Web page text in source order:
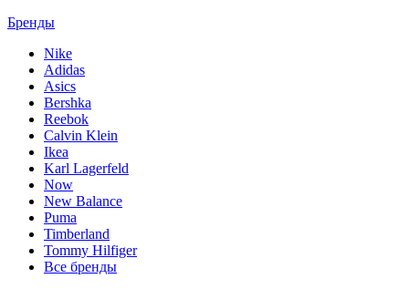
Бренды
Nike
Adidas
Asics
Bershka
Reebok
Calvin Klein
Ikea
Karl Lagerfeld
Now
New Balance
Puma
Timberland
Tommy Hilfiger
Все бренды